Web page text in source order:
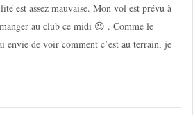
est assez mauvaise. Mon vol est prévu à
au club ce midi 😉 . Comme le
envie de voir comment c’est au terrain, je